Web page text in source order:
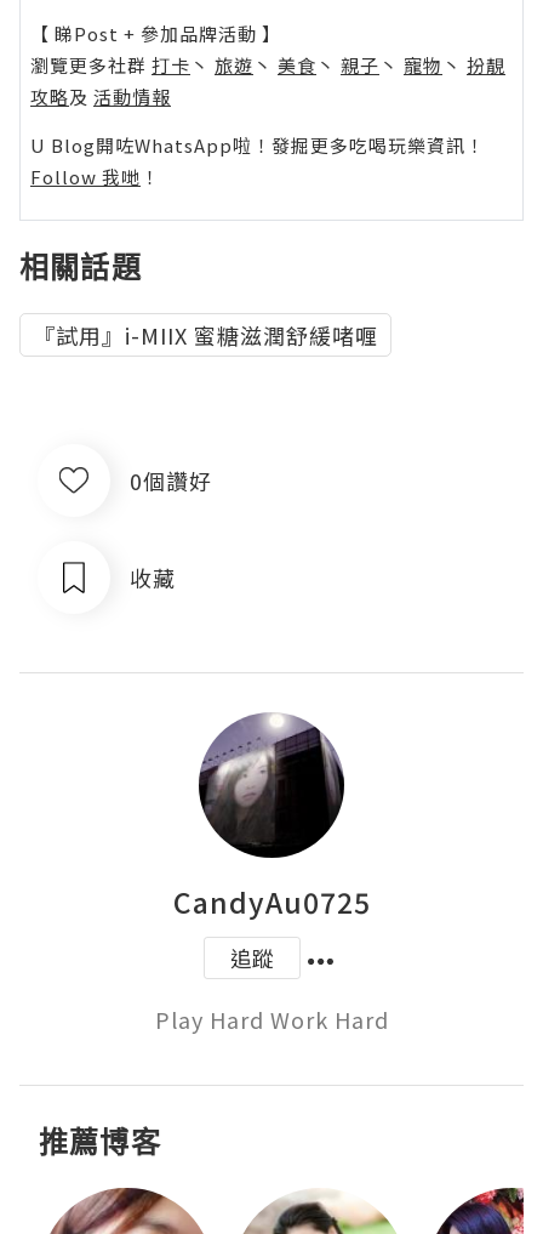
【 睇Post + 參加品牌活動 】
瀏覽更多社群 打卡 丶 旅遊 丶 美食 丶 親子 丶 寵物 丶 扮靚
攻略及 活動情報
U Blog開咗WhatsApp啦！發掘更多吃喝玩樂資訊！
Follow 我哋 ！
相關話題
『試用』i-MIIX 蜜糖滋潤舒緩啫喱
0個讚好
收藏
CandyAu0725
追蹤
Play Hard Work Hard
推薦博客